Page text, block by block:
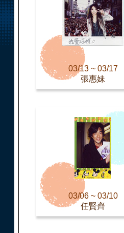
03/13 ~ 03/17
張惠妹
03/06 ~ 03/10
任賢齊